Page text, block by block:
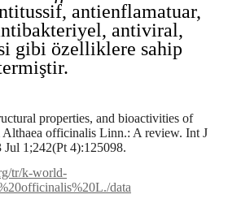
, antienflamatuar,
antiviral,
gibi özelliklere sahip
properties, and bioactivities of
Althaea officinalis Linn.: A review. Int J
Jul 1;242(Pt 4):125098.
tr/k-world-
data